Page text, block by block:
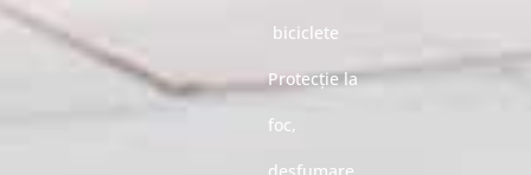
biciclete
Protecție la
foc,